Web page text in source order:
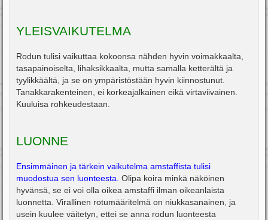
YLEISVAIKUTELMA
Rodun tulisi vaikuttaa kokoonsa nähden hyvin voimakkaalta,
tasapainoiselta, lihaksikkaalta, mutta samalla ketterältä ja
tyylikkäältä, ja se on ympäristöstään hyvin kiinnostunut.
Tanakkarakenteinen, ei korkeajalkainen eikä virtaviivainen.
Kuuluisa rohkeudestaan.
LUONNE
Ensimmäinen ja tärkein vaikutelma amstaffista tulisi
muodostua sen luonteesta. Olipa koira minkä näköinen
hyvänsä, se ei voi olla oikea amstaffi ilman oikeanlaista
luonnetta. Virallinen rotumääritelmä on niukkasanainen, ja
usein kuulee väitetyn, ettei se anna rodun luonteesta